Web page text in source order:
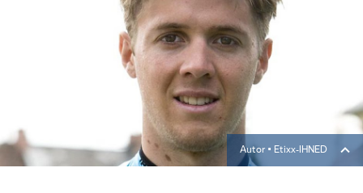
Autor ▪ Etixx-IHNED